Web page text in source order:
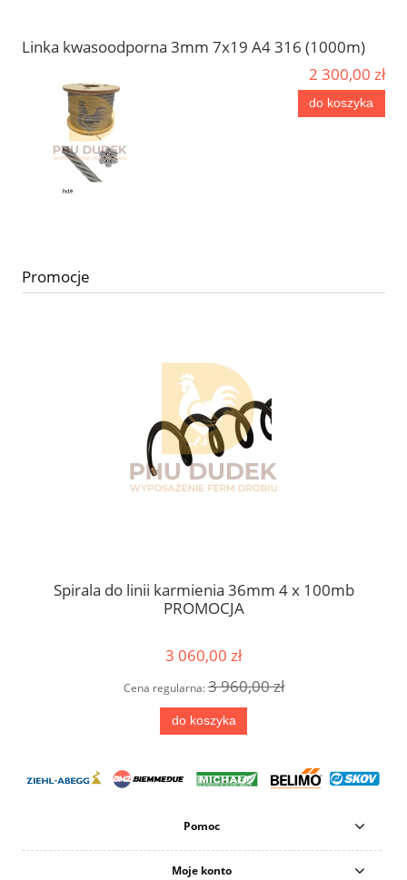
Linka kwasoodporna 3mm 7x19 A4 316 (1000m)
2 300,00 zł
do koszyka
Promocje
Spirala do linii karmienia 36mm 4 x 100mb
PROMOCJA
3 060,00 zł
Cena regularna:3 960,00 zł
do koszyka
Pomoc
Moje konto